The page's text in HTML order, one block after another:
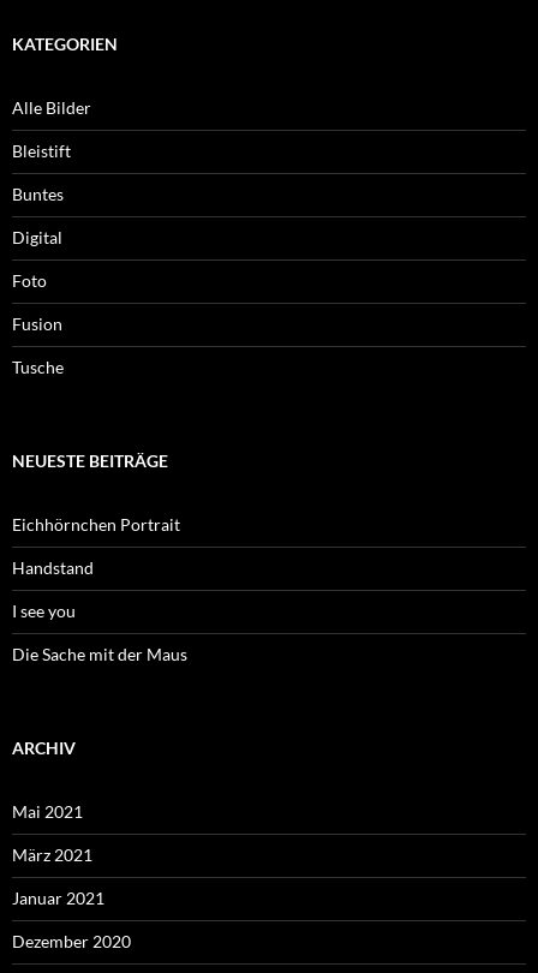
KATEGORIEN
Alle Bilder
Bleistift
Buntes
Digital
Foto
Fusion
Tusche
NEUESTE BEITRÄGE
Eichhörnchen Portrait
Handstand
I see you
Die Sache mit der Maus
ARCHIV
Mai 2021
März 2021
Januar 2021
Dezember 2020